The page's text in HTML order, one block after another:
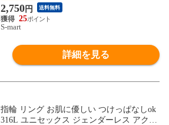
2,750円 送料無料
25
S-mart
詳細を見る
指輪 リング お肌に優しい つけっぱなしok
316L ユニセックス ジェンダーレス アクセ